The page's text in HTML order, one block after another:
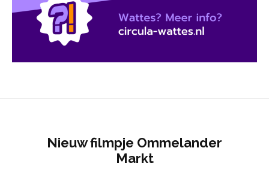
Nieuw filmpje Ommelander
Markt